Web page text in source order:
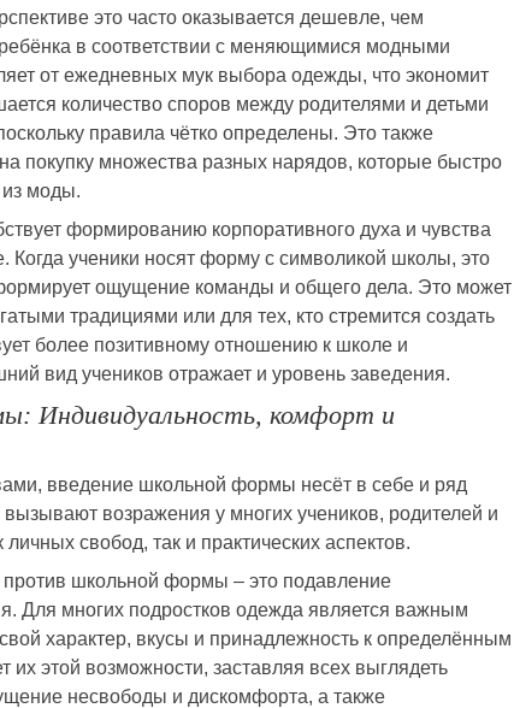
это часто оказывается дешевле, чем
в соответствии с меняющимися модными
от ежедневных мук выбора одежды, что экономит
количество споров между родителями и детьми
правила чётко определены. Это также
покупку множества разных нарядов, которые быстро
из моды.
формированию корпоративного духа и чувства
Когда ученики носят форму с символикой школы, это
ощущение команды и общего дела. Это может
традициями или для тех, кто стремится создать
более позитивному отношению к школе и
вид учеников отражает и уровень заведения.
Индивидуальность, комфорт и
введение школьной формы несёт в себе и ряд
возражения у многих учеников, родителей и
свобод, так и практических аспектов.
школьной формы – это подавление
Для многих подростков одежда является важным
характер, вкусы и принадлежность к определённым
этой возможности, заставляя всех выглядеть
несвободы и дискомфорта, а также